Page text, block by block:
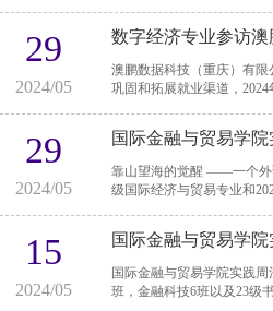
29
2024/05
数字经济专业参访
澳鹏数据科技（重庆）有限公司参访 为进一步深化校企合作，全面推进产教融合，切实
巩固和拓展就业渠道，
29
2024/05
国际金融与贸易学
靠山望海的觉醒 ——一个外语人的转型之路 2024年5月14日，中新产业园的王利刚老师受邀到四川外国语大学给2022
15
2024/05
国际金融与贸易学
国际金融与贸易学院实践周活动之讲座篇-创新照亮未来
班，金融科技6班以及23级